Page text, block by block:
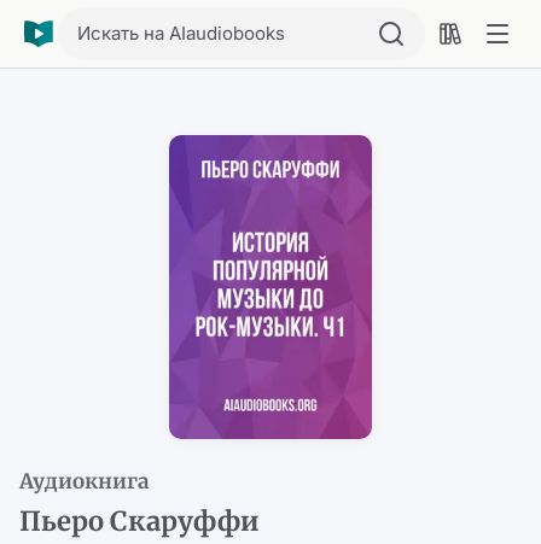
Искать на AIaudiobooks
Аудиокнига
Пьеро Скаруффи